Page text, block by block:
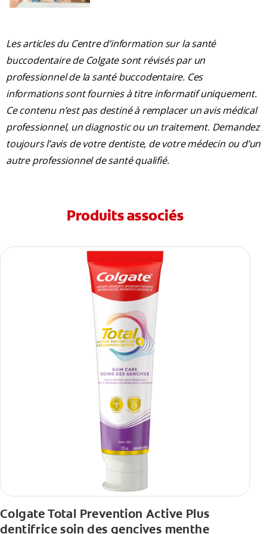
Les articles du Centre d’information sur la santé
buccodentaire de Colgate sont révisés par un
professionnel de la santé buccodentaire. Ces
informations sont fournies à titre informatif uniquement.
Ce contenu n’est pas destiné à remplacer un avis médical
professionnel, un diagnostic ou un traitement. Demandez
toujours l’avis de votre dentiste, de votre médecin ou d’un
autre professionnel de santé qualifié.
Produits associés
Colgate Total Prevention Active Plus
dentifrice soin des gencives menthe